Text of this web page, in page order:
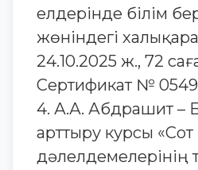
елдерінде білім
жөніндегі
24.10.2025 ж., 72
Сертификат №
4. А.А. Абдрашит –
арттыру курсы «Сот
дәлелдемелерінің